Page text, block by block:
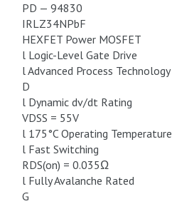
PD — 94830
IRLZ34NPbF
HEXFET Power MOSFET
l Logic-Level Gate Drive
l Advanced Process Technology
D
l Dynamic dv/dt Rating
VDSS = 55V
l 175°C Operating Temperature
l Fast Switching
RDS(on) = 0.035Ω
l Fully Avalanche Rated
G